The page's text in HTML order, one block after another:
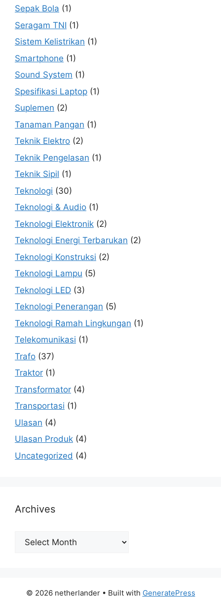
Sepak Bola (1)
Seragam TNI (1)
Sistem Kelistrikan (1)
Smartphone (1)
Sound System (1)
Spesifikasi Laptop (1)
Suplemen (2)
Tanaman Pangan (1)
Teknik Elektro (2)
Teknik Pengelasan (1)
Teknik Sipil (1)
Teknologi (30)
Teknologi & Audio (1)
Teknologi Elektronik (2)
Teknologi Energi Terbarukan (2)
Teknologi Konstruksi (2)
Teknologi Lampu (5)
Teknologi LED (3)
Teknologi Penerangan (5)
Teknologi Ramah Lingkungan (1)
Telekomunikasi (1)
Trafo (37)
Traktor (1)
Transformator (4)
Transportasi (1)
Ulasan (4)
Ulasan Produk (4)
Uncategorized (4)
Archives
Archives
© 2026 netherlander• Built with GeneratePress